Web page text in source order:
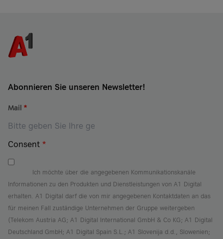
Abonnieren Sie unseren Newsletter!
Mail *
Consent *
Ich möchte über die angegebenen Kommunikationskanäle
Informationen zu den Produkten und Dienstleistungen von A1 Digital
erhalten. A1 Digital darf die von mir angegebenen Kontaktdaten an das
für meinen Fall zuständige Unternehmen der Gruppe weitergeben
(Telekom Austria AG; A1 Digital International GmbH & Co KG; A1 Digital
Deutschland GmbH; A1 Digital Spain S.L.; A1 Slovenija d.d., Slowenien;